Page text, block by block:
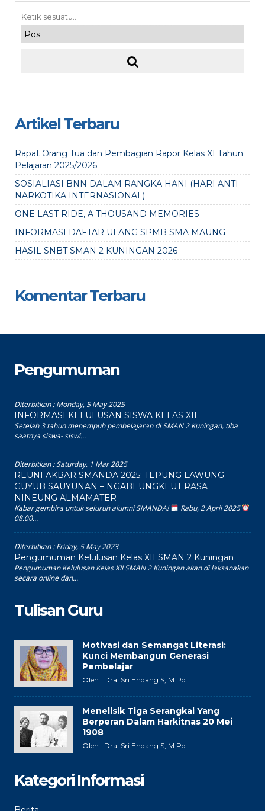
Artikel Terbaru
Rapat Orang Tua dan Pembagian Rapor Kelas XI Tahun
Pelajaran 2025/2026
SOSIALIASI BNN DALAM RANGKA HANI (HARI ANTI
NARKOTIKA INTERNASIONAL)
ONE LAST RIDE, A THOUSAND MEMORIES
INFORMASI DAFTAR ULANG SPMB SMA MAUNG
HASIL SNBT SMAN 2 KUNINGAN 2026
Komentar Terbaru
Pengumuman
Diterbitkan :Monday, 5 May 2025
INFORMASI KELULUSAN SISWA KELAS XII
Setelah 3 tahun menempuh pembelajaran di SMAN 2 Kuningan, tiba
saatnya siswa- siswi...
Diterbitkan :Saturday, 1 Mar 2025
REUNI AKBAR SMANDA 2025: TEPUNG LAWUNG
GUYUB SAUYUNAN – NGABEUNGKEUT RASA
NINEUNG ALMAMATER
Kabar gembira untuk seluruh alumni SMANDA!
Rabu, 2 April 2025
08.00...
Diterbitkan :Friday, 5 May 2023
Pengumuman Kelulusan Kelas XII SMAN 2 Kuningan
Pengumuman Kelulusan Kelas XII SMAN 2 Kuningan akan di laksanakan
secara online dan...
Tulisan Guru
Motivasi dan Semangat Literasi:
Kunci Membangun Generasi
Pembelajar
Oleh : Dra. Sri Endang S, M.Pd
Menelisik Tiga Serangkai Yang
Berperan Dalam Harkitnas 20 Mei
1908
Oleh : Dra. Sri Endang S, M.Pd
Kategori Informasi